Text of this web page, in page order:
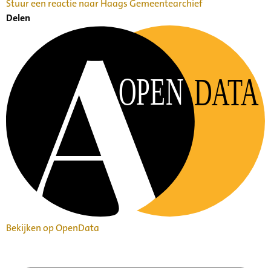
Stuur een reactie naar Haags Gemeentearchief
Delen
OPEN DATA
Bekijken op OpenData